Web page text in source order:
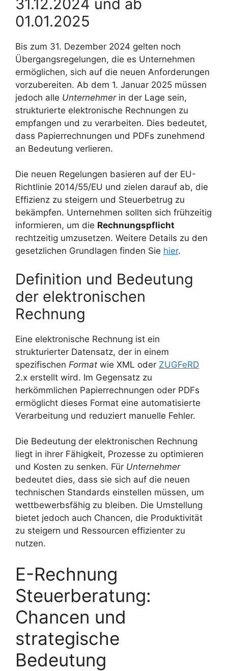
31.12.2024 und ab
01.01.2025
Bis zum 31. Dezember 2024 gelten noch
Übergangsregelungen, die es Unternehmen
ermöglichen, sich auf die neuen Anforderungen
vorzubereiten. Ab dem 1. Januar 2025 müssen
jedoch alle Unternehmerin der Lage sein,
strukturierte elektronische Rechnungen zu
empfangen und zu verarbeiten. Dies bedeutet,
dass Papierrechnungen und PDFs zunehmend
an Bedeutung verlieren.
Die neuen Regelungen basieren auf der EU-
Richtlinie 2014/55/EU und zielen darauf ab, die
Effizienz zu steigern und Steuerbetrug zu
bekämpfen. Unternehmen sollten sich frühzeitig
informieren, um die Rechnungspflicht
rechtzeitig umzusetzen. Weitere Details zu den
gesetzlichen Grundlagen finden Sie hier.
Definition und Bedeutung
der elektronischen
Rechnung
Eine elektronische Rechnung ist ein
strukturierter Datensatz, der in einem
spezifischen Format wie XML oder ZUGFeRD
2.x erstellt wird. Im Gegensatz zu
herkömmlichen Papierrechnungen oder PDFs
ermöglicht dieses Format eine automatisierte
Verarbeitung und reduziert manuelle Fehler.
Die Bedeutung der elektronischen Rechnung
liegt in ihrer Fähigkeit, Prozesse zu optimieren
und Kosten zu senken. Für Unternehmer
bedeutet dies, dass sie sich auf die neuen
technischen Standards einstellen müssen, um
wettbewerbsfähig zu bleiben. Die Umstellung
bietet jedoch auch Chancen, die Produktivität
zu steigern und Ressourcen effizienter zu
nutzen.
E-Rechnung
Steuerberatung:
Chancen und
strategische
Bedeutung